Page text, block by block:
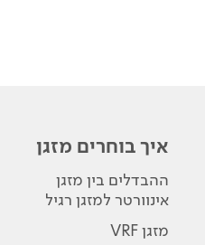
איך בוחרים מזגן
ההבדלים בין מזגן
אינוורטר למזגן רגיל
מזגן VRF